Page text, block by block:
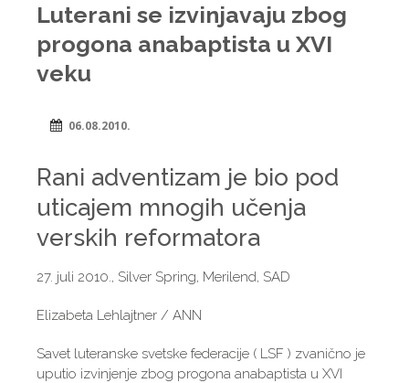
Luterani se izvinjavaju zbog
progona anabaptista u XVI
veku
06.08.2010.
Rani adventizam je bio pod
uticajem mnogih učenja
verskih reformatora
27. juli 2010., Silver Spring, Merilend, SAD
Elizabeta Lehlajtner / ANN
Savet luteranske svetske federacije ( LSF ) zvanično je
uputio izvinjenje zbog progona anabaptista u XVI